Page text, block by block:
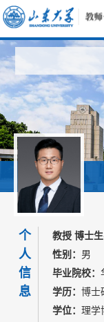
科学研究
教学研究
获奖信息
招生信息
学生信息
我的相册
教师博客
个
人
信
息
教授 博士
性别： 男
毕业院校：
学历： 博士
学位： 理学